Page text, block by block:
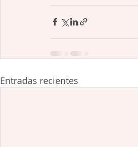
Entradas recientes